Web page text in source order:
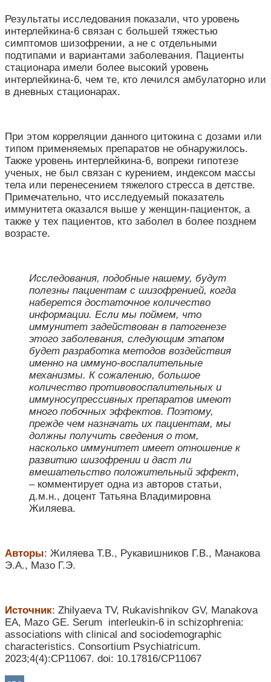
Результаты исследования показали, что уровень
интерлейкина-6 связан с большей тяжестью
симптомов шизофрении, а не с отдельными
подтипами и вариантами заболевания. Пациенты
стационара имели более высокий уровень
интерлейкина-6, чем те, кто лечился амбулаторно или
в дневных стационарах.
При этом корреляции данного цитокина с дозами или
типом применяемых препаратов не обнаружилось.
Также уровень интерлейкина-6, вопреки гипотезе
ученых, не был связан с курением, индексом массы
тела или перенесением тяжелого стресса в детстве.
Примечательно, что исследуемый показатель
иммунитета оказался выше у женщин-пациенток, а
также у тех пациентов, кто заболел в более позднем
возрасте.
Исследования, подобные нашему, будут
полезны пациентам с шизофренией, когда
наберется достаточное количество
информации. Если мы поймем, что
иммунитет задействован в патогенезе
этого заболевания, следующим этапом
будет разработка методов воздействия
именно на иммуно-воспалительные
механизмы. К сожалению, большое
количество противовоспалительных и
иммуносупрессивных препаратов имеют
много побочных эффектов. Поэтому,
прежде чем назначать их пациентам, мы
должны получить сведения о том,
насколько иммунитет имеет отношение к
развитию шизофрении и даст ли
вмешательство положительный эффект,
– комментирует одна из авторов статьи,
д.м.н., доцент Татьяна Владимировна
Жиляева.
Авторы: Жиляева Т.В., Рукавишников Г.В., Манакова
Э.А., Мазо Г.Э.
Источник: Zhilyaeva TV, Rukavishnikov GV, Manakova
EA, Mazo GE. Serum interleukin-6 in schizophrenia:
associations with clinical and sociodemographic
characteristics. Consortium Psychiatricum.
2023;4(4):CP11067. doi: 10.17816/CP11067